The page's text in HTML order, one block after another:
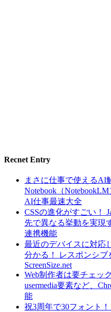
Recnet Entry
まさに仕事で使えるAI
Notebook（
AI仕事最速大全
CSSの進化がすごい！
先で異なる挙動を実現
連携機能
最近のデバイスに対応
分かる！ レスポンシ
ScreenSize.net
Web制作者は要チェッ
usermedia要素など、
能
祝3周年で30フォント